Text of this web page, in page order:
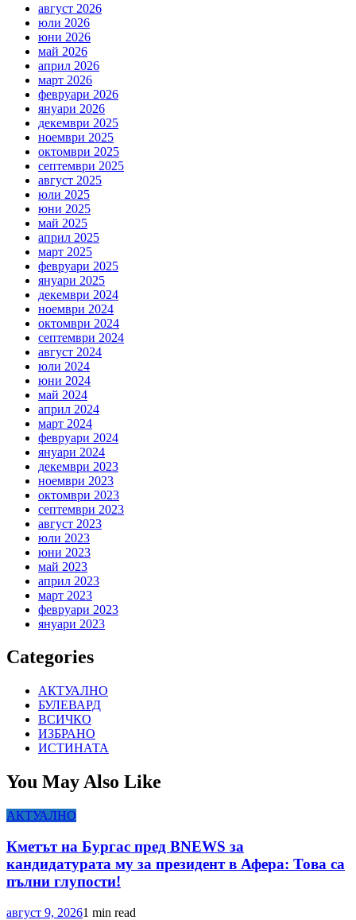
август 2026
юли 2026
юни 2026
май 2026
април 2026
март 2026
февруари 2026
януари 2026
декември 2025
ноември 2025
октомври 2025
септември 2025
август 2025
юли 2025
юни 2025
май 2025
април 2025
март 2025
февруари 2025
януари 2025
декември 2024
ноември 2024
октомври 2024
септември 2024
август 2024
юли 2024
юни 2024
май 2024
април 2024
март 2024
февруари 2024
януари 2024
декември 2023
ноември 2023
октомври 2023
септември 2023
август 2023
юли 2023
юни 2023
май 2023
април 2023
март 2023
февруари 2023
януари 2023
Categories
АКТУАЛНО
БУЛЕВАРД
ВСИЧКО
ИЗБРАНО
ИСТИНАТА
You May Also Like
АКТУАЛНО
Кметът на Бургас пред BNEWS за
кандидатурата му за президент в Афера: Това са
пълни глупости!
август 9, 20261 min read